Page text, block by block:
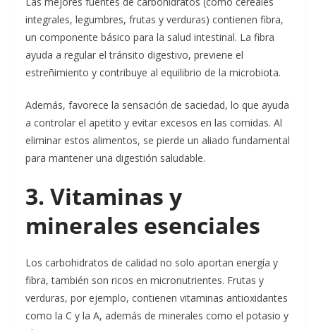
integrales, legumbres, frutas y verduras) contienen fibra,
un componente básico para la salud intestinal. La fibra
ayuda a regular el tránsito digestivo, previene el
estreñimiento y contribuye al equilibrio de la microbiota.
Además, favorece la sensación de saciedad, lo que ayuda
a controlar el apetito y evitar excesos en las comidas. Al
eliminar estos alimentos, se pierde un aliado fundamental
para mantener una digestión saludable.
3. Vitaminas y
minerales esenciales
Los carbohidratos de calidad no solo aportan energía y
fibra, también son ricos en micronutrientes. Frutas y
verduras, por ejemplo, contienen vitaminas antioxidantes
como la C y la A, además de minerales como el potasio y